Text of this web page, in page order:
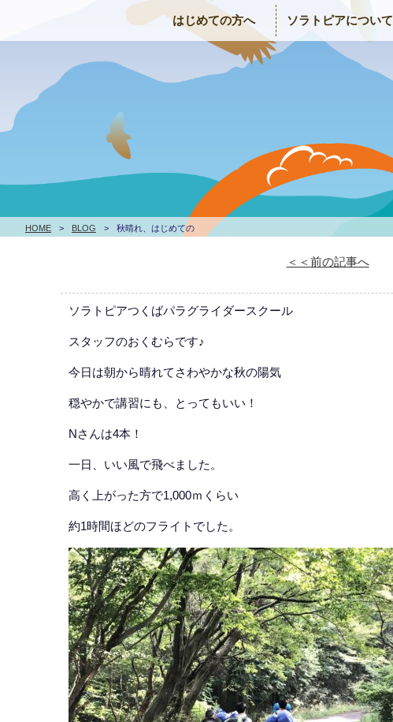
はじめての方へ ソラトピアについて
HOME > BLOG > 秋晴れ、はじめての
＜＜前の記事へ
ソラトピアつくばパラグライダースクール
スタッフのおくむらです♪
今日は朝から晴れてさわやかな秋の陽気
穏やかで講習にも、とってもいい！
Nさんは4本！
一日、いい風で飛べました。
高く上がった方で1,000ｍくらい
約1時間ほどのフライトでした。